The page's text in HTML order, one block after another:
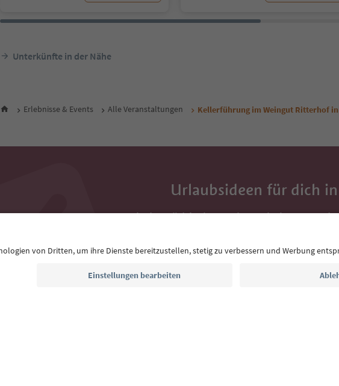
Unterkünfte in der Nähe
Erlebnisse & Events Alle Veranstaltungen Kellerführung im Weingut Ritterhof
Urlaubsideen für dich
Mit der Südtirol-Newsletter bekommst du
Postfach.